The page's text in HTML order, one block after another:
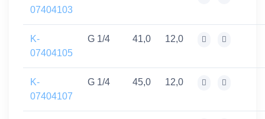
07404103
K-
07404105
G 1/4 41,0 12,0
K-
07404107
G 1/4 45,0 12,0